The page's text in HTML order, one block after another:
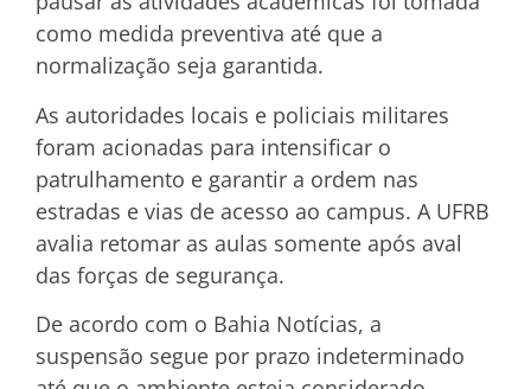
como medida preventiva até que a
normalização seja garantida.
As autoridades locais e policiais militares
foram acionadas para intensificar o
patrulhamento e garantir a ordem nas
estradas e vias de acesso ao campus. A UFRB
avalia retomar as aulas somente após aval
das forças de segurança.
De acordo com o Bahia Notícias, a
suspensão segue por prazo indeterminado